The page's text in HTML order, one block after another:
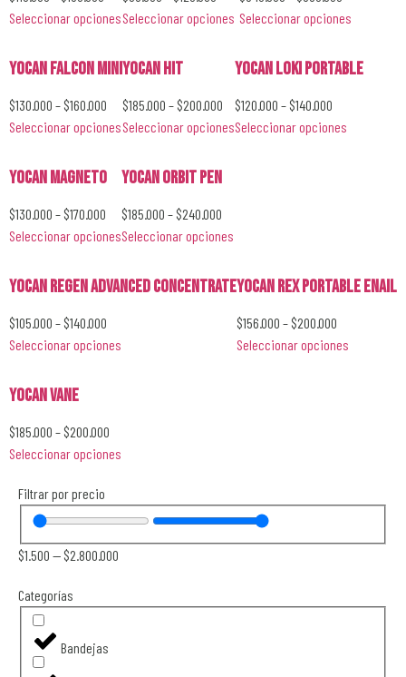
Seleccionar opcionesSeleccionar opciones Seleccionar opciones
YoCan Falcon Mini
$130.000 – $160.000
Seleccionar opciones
YoCan Hit
$185.000 – $200.000
Seleccionar opciones
Yocan Loki Portable
$120.000 – $140.000
Seleccionar opciones
Yocan Magneto
$130.000 – $170.000
Seleccionar opciones
YoCan Orbit Pen
$185.000 – $240.000
Seleccionar opciones
YoCan Regen Advanced Concentrate
$105.000 – $140.000
Seleccionar opciones
YoCan Rex Portable Enail
$156.000 – $200.000
Seleccionar opciones
YoCan Vane
$185.000 – $200.000
Seleccionar opciones
Filtrar por precio
$1.500 — $2.800.000
Categorías
Bandejas